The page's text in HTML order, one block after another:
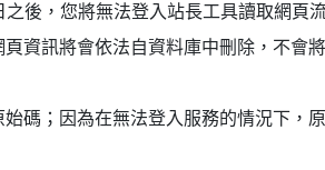
後，您將無法登入站長工具讀取網頁
資訊將會依法自資料庫中刪除，不
碼；因為在無法登入服務的情況下，